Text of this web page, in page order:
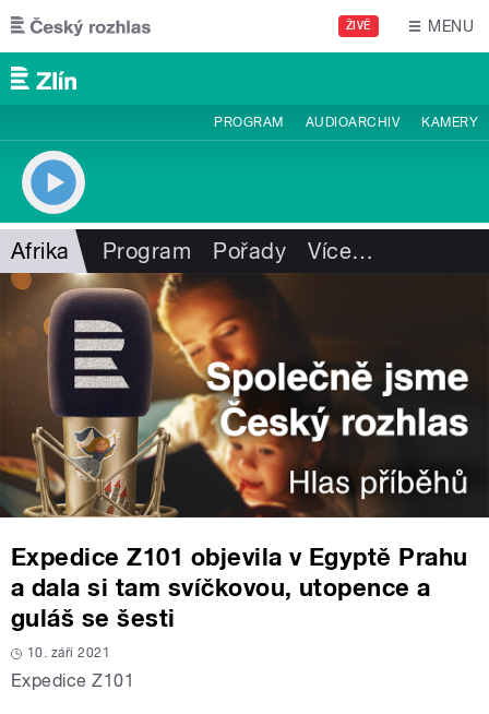
Přejít k hlavnímu obsahu
ŽIVĚ MENU
PROGRAM AUDIOARCHIV KAMERY
Afrika Program Pořady Více…
Expedice Z101 objevila v Egyptě Prahu
a dala si tam svíčkovou, utopence a
guláš se šesti
10. září 2021
Expedice Z101